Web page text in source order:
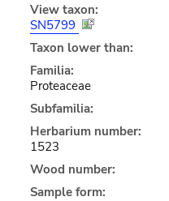
View taxon:
SN5799
Taxon lower than:
Familia:
Proteaceae
Subfamilia:
Herbarium number:
1523
Wood number:
Sample form: